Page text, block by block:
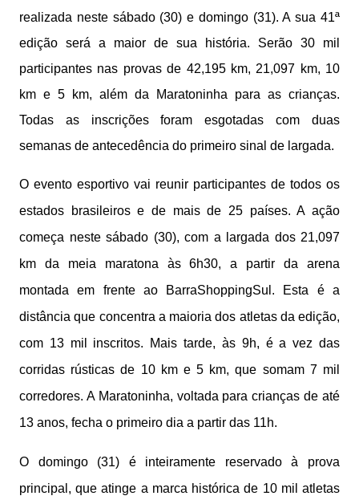
realizada neste sábado (30) e domingo (31). A sua 41ª
edição será a maior de sua história. Serão 30 mil
participantes nas provas de 42,195 km, 21,097 km, 10
km e 5 km, além da Maratoninha para as crianças.
Todas as inscrições foram esgotadas com duas
semanas de antecedência do primeiro sinal de largada.
O evento esportivo vai reunir participantes de todos os
estados brasileiros e de mais de 25 países. A ação
começa neste sábado (30), com a largada dos 21,097
km da meia maratona às 6h30, a partir da arena
montada em frente ao BarraShoppingSul. Esta é a
distância que concentra a maioria dos atletas da edição,
com 13 mil inscritos. Mais tarde, às 9h, é a vez das
corridas rústicas de 10 km e 5 km, que somam 7 mil
corredores. A Maratoninha, voltada para crianças de até
13 anos, fecha o primeiro dia a partir das 11h.
O domingo (31) é inteiramente reservado à prova
principal, que atinge a marca histórica de 10 mil atletas